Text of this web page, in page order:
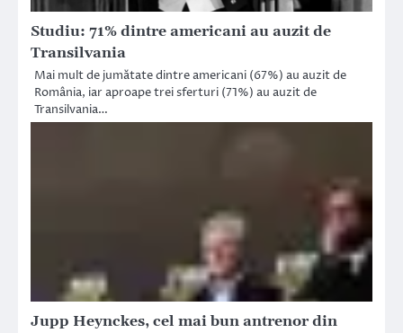
Studiu: 71% dintre americani au auzit de
Transilvania
Mai mult de jumătate dintre americani (67%) au auzit de
România, iar aproape trei sferturi (71%) au auzit de
Transilvania…
Jupp Heynckes, cel mai bun antrenor din